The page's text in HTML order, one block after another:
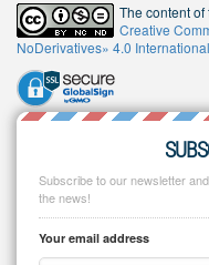
The content
Creative
NoDerivatives» 4.0 International
Subscribe to our newsletter
the news!
Your email address